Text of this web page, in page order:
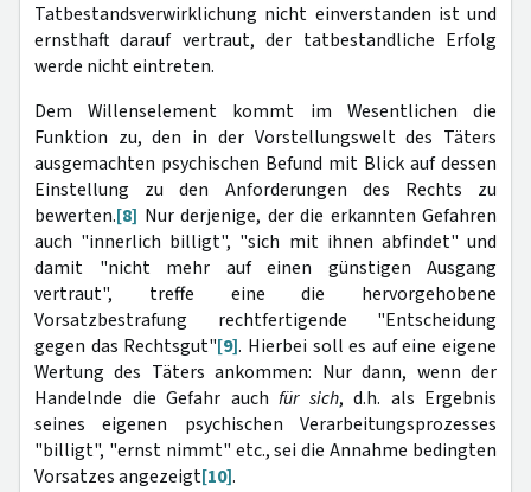
Tatbestandsverwirklichung nicht einverstanden ist und
ernsthaft darauf vertraut, der tatbestandliche Erfolg
werde nicht eintreten.
Dem Willenselement kommt im Wesentlichen die
Funktion zu, den in der Vorstellungswelt des Täters
ausgemachten psychischen Befund mit Blick auf dessen
Einstellung zu den Anforderungen des Rechts zu
bewerten.[8] Nur derjenige, der die erkannten Gefahren
auch "innerlich billigt", "sich mit ihnen abfindet" und
damit "nicht mehr auf einen günstigen Ausgang
vertraut", treffe eine die hervorgehobene
Vorsatzbestrafung rechtfertigende "Entscheidung
gegen das Rechtsgut"[9]. Hierbei soll es auf eine eigene
Wertung des Täters ankommen: Nur dann, wenn der
Handelnde die Gefahr auch für sich, d.h. als Ergebnis
seines eigenen psychischen Verarbeitungsprozesses
"billigt", "ernst nimmt" etc., sei die Annahme bedingten
Vorsatzes angezeigt[10].